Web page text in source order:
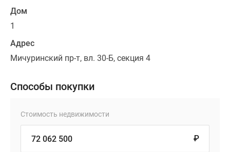
Дом
1
Адрес
Мичуринский пр-т, вл. 30-Б, секция 4
Способы покупки
Стоимость недвижимости
₽